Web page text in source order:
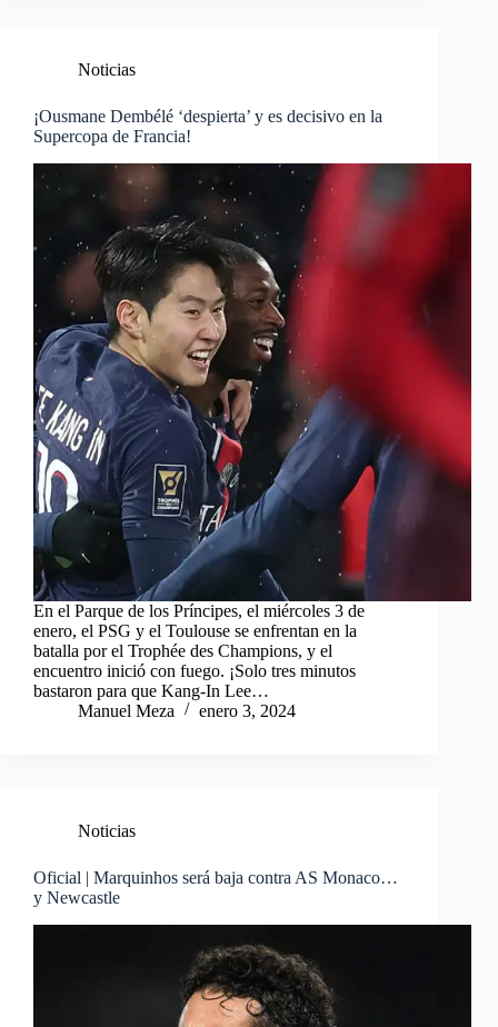
Noticias
¡Ousmane Dembélé ‘despierta’ y es decisivo en la
Supercopa de Francia!
En el Parque de los Príncipes, el miércoles 3 de
enero, el PSG y el Toulouse se enfrentan en la
batalla por el Trophée des Champions, y el
encuentro inició con fuego. ¡Solo tres minutos
bastaron para que Kang-In Lee…
Manuel Meza
enero 3, 2024
Noticias
Oficial | Marquinhos será baja contra AS Monaco…
y Newcastle